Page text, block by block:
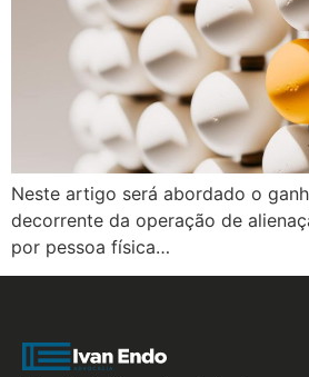
Neste artigo será abordado o
decorrente da operação de
por pessoa física…